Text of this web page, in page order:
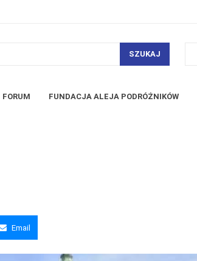
SZUKAJ
FORUM FUNDACJA ALEJA PODRÓŻNIKÓW
Email